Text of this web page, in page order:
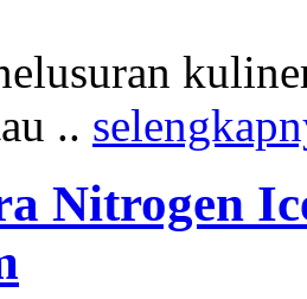
..
Nitrogen